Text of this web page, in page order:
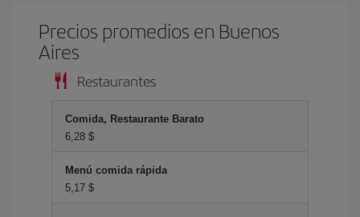
Precios promedios en Buenos
Aires
Restaurantes
Comida, Restaurante Barato
6,28 $
Menú comida rápida
5,17 $